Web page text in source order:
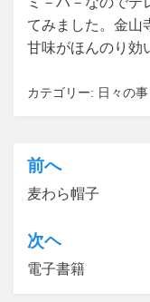
てみました。金山
甘味がほんのり効
カテゴリー: 日々の事
投
稿
ナ
ビ
前へ
麦わら帽子
次ヘ
電子書籍